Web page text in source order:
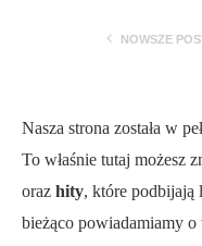
NOWSZE
Nasza strona została w
To właśnie tutaj możesz
oraz hity, które podbijają
bieżąco powiadamiamy